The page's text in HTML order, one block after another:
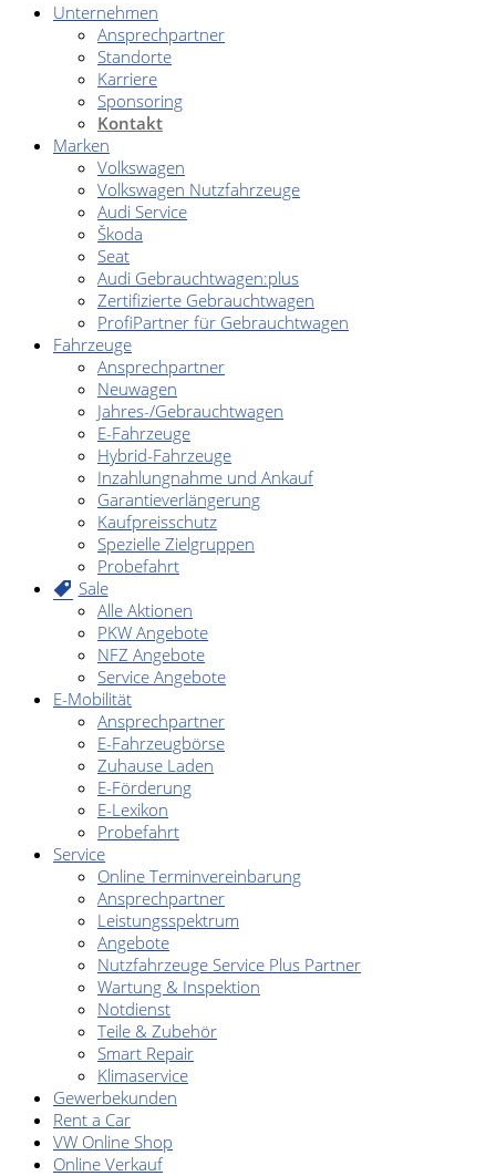
Unternehmen
Ansprechpartner
Standorte
Karriere
Sponsoring
Kontakt
Marken
Volkswagen
Volkswagen Nutzfahrzeuge
Audi Service
Škoda
Seat
Audi Gebrauchtwagen:plus
Zertifizierte Gebrauchtwagen
ProfiPartner für Gebrauchtwagen
Fahrzeuge
Ansprechpartner
Neuwagen
Jahres-/Gebrauchtwagen
E-Fahrzeuge
Hybrid-Fahrzeuge
Inzahlungnahme und Ankauf
Garantieverlängerung
Kaufpreisschutz
Spezielle Zielgruppen
Probefahrt
Sale
Alle Aktionen
PKW Angebote
NFZ Angebote
Service Angebote
E-Mobilität
Ansprechpartner
E-Fahrzeugbörse
Zuhause Laden
E-Förderung
E-Lexikon
Probefahrt
Service
Online Terminvereinbarung
Ansprechpartner
Leistungsspektrum
Angebote
Nutzfahrzeuge Service Plus Partner
Wartung & Inspektion
Notdienst
Teile & Zubehör
Smart Repair
Klimaservice
Gewerbekunden
Rent a Car
VW Online Shop
Online Verkauf